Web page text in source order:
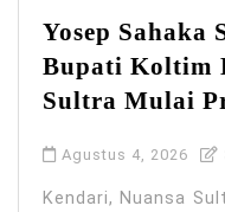
Yosep Sahaka
Bupati Koltim
Sultra Mulai
Agustus 4, 2026
Kendari, Nuansa